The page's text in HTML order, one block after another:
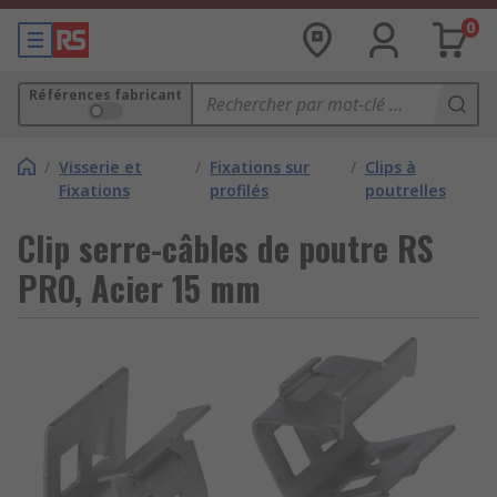
0
Références fabricant
/ Visserie et
Fixations
/ Fixations sur
profilés
/ Clips à
poutrelles
Clip serre-câbles de poutre RS
PRO, Acier 15 mm